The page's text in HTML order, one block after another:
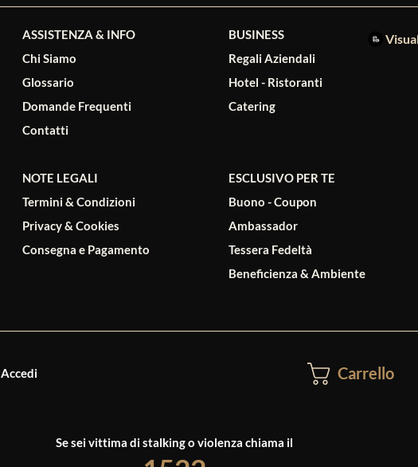
ASSISTENZA & INFO
Chi Siamo
Glossario
Domande Frequenti
Contatti
NOTE LEGALI
Termini & Condizioni
Privacy & Cookies
Consegna e Pagamento
BUSINESS
Regali Aziendali
Hotel - Ristoranti
Catering
ESCLUSIVO PER TE
Buono - Coupon
Ambassador
Tessera Fedeltà
Beneficienza & Ambiente
Accedi Carrello
Se sei vittima di stalking o violenza chiama il